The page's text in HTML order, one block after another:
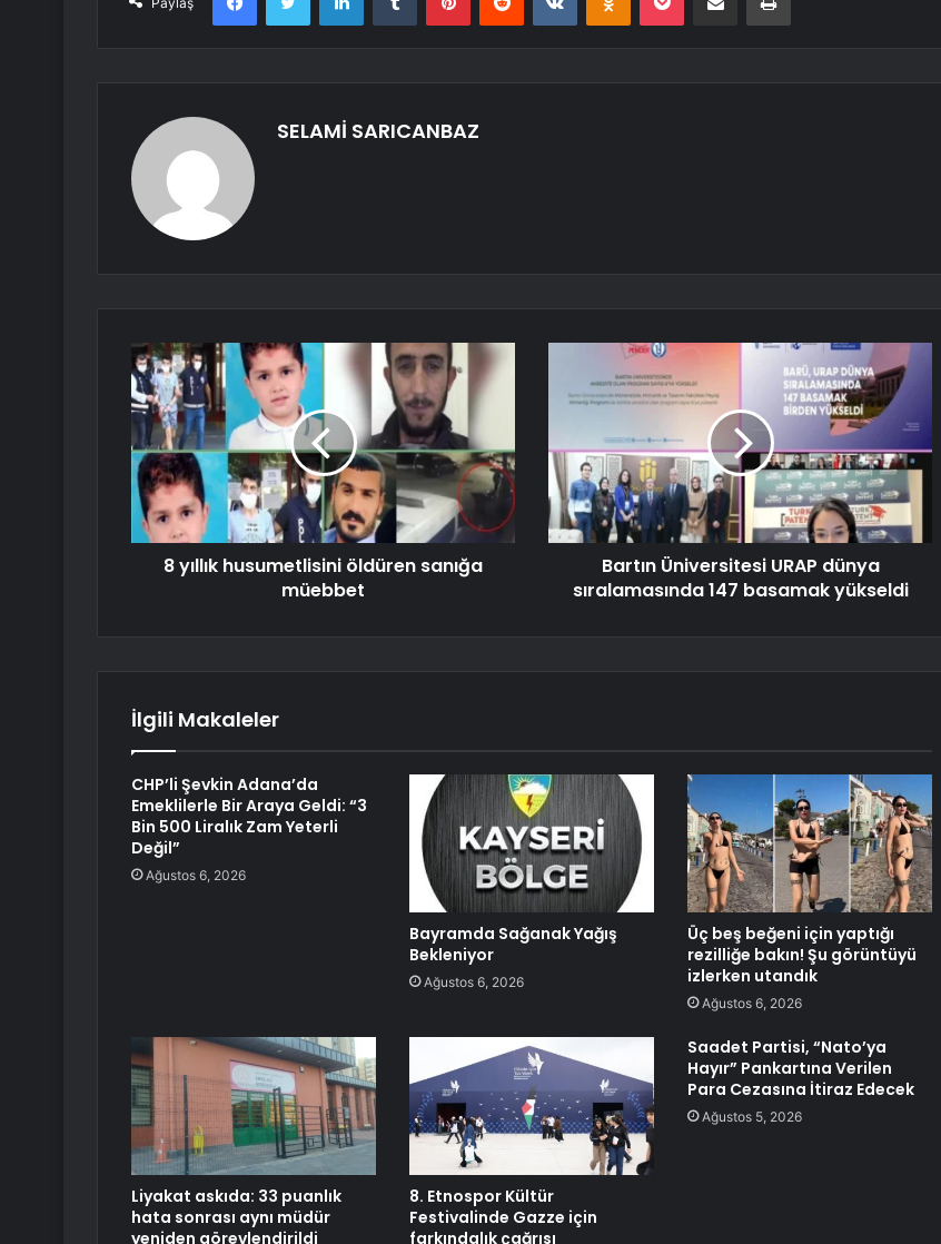
SELAMİ SARICANBAZ
8 yıllık husumetlisini öldüren sanığa
müebbet
Bartın Üniversitesi URAP dünya
sıralamasında 147 basamak yükseldi
İlgili Makaleler
CHP’li Şevkin Adana’da
Emeklilerle Bir Araya Geldi: “3
Bin 500 Liralık Zam Yeterli
Değil”
Ağustos 6, 2026
Bayramda Sağanak Yağış
Bekleniyor
Ağustos 6, 2026
Üç beş beğeni için yaptığı
rezilliğe bakın! Şu görüntüyü
izlerken utandık
Ağustos 6, 2026
Liyakat askıda: 33 puanlık
hata sonrası aynı müdür
yeniden görevlendirildi
8. Etnospor Kültür
Festivalinde Gazze için
farkındalık çağrısı
Saadet Partisi, “Nato’ya
Hayır” Pankartına Verilen
Para Cezasına İtiraz Edecek
Ağustos 5, 2026